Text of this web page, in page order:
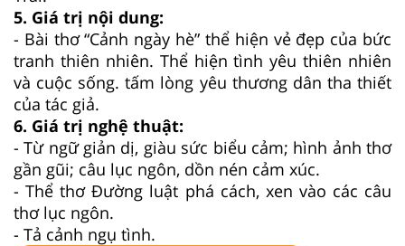
5. Giá trị nội dung:
- Bài thơ “Cảnh ngày hè” thể hiện vẻ đẹp của bức
tranh thiên nhiên. Thể hiện tình yêu thiên nhiên
và cuộc sống. tấm lòng yêu thương dân tha thiết
của tác giả.
6. Giá trị nghệ thuật:
- Từ ngữ giản dị, giàu sức biểu cảm; hình ảnh thơ
gần gũi; câu lục ngôn, dồn nén cảm xúc.
- Thể thơ Đường luật phá cách, xen vào các câu
thơ lục ngôn.
- Tả cảnh ngụ tình.